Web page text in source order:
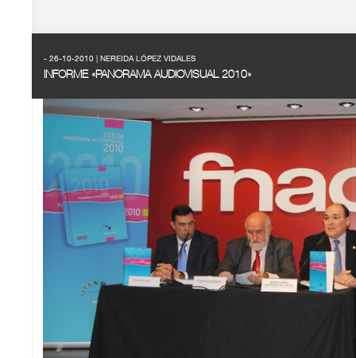
- 26-10-2010 | NEREIDA LÓPEZ VIDALES
INFORME «PANORAMA AUDIOVISUAL 2010»